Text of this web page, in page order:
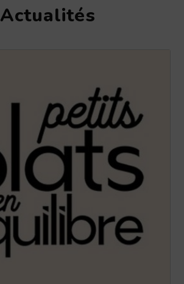
Actualités